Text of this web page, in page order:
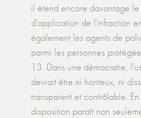
il étend encore davantage
d'application de l'infraction
également les agents de
parmi les personnes
13. Dans une démocratie,
devrait être ni honteux, ni
transparent et contrôlable.
disposition paraît non